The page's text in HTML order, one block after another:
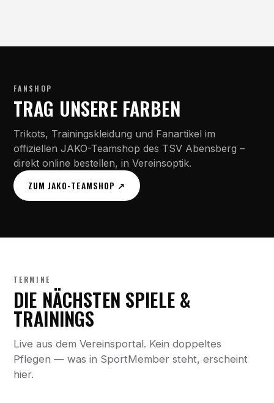
FANSHOP
TRAG UNSERE FARBEN
Trikots, Trainingskleidung und Fanartikel im
offiziellen JAKO-Teamshop des TSV Abensberg –
direkt online bestellen, in Vereinsoptik.
ZUM JAKO-TEAMSHOP ↗
TERMINE
DIE NÄCHSTEN SPIELE &
TRAININGS
Live aus dem Vereinsportal. Kein doppeltes
Pflegen — was in SportMember steht, erscheint
hier.